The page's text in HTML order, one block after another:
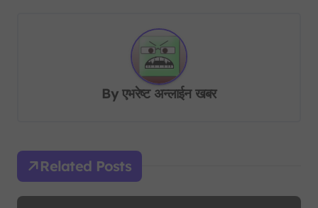
g
t
Byएभरेष्ट अन्लाईन खबर
Related Posts